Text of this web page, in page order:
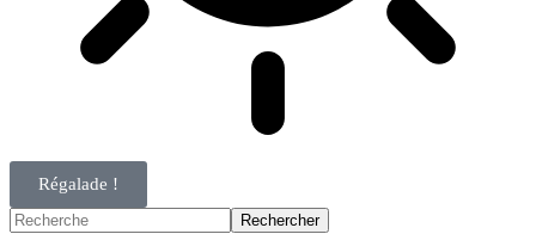
Régalade !